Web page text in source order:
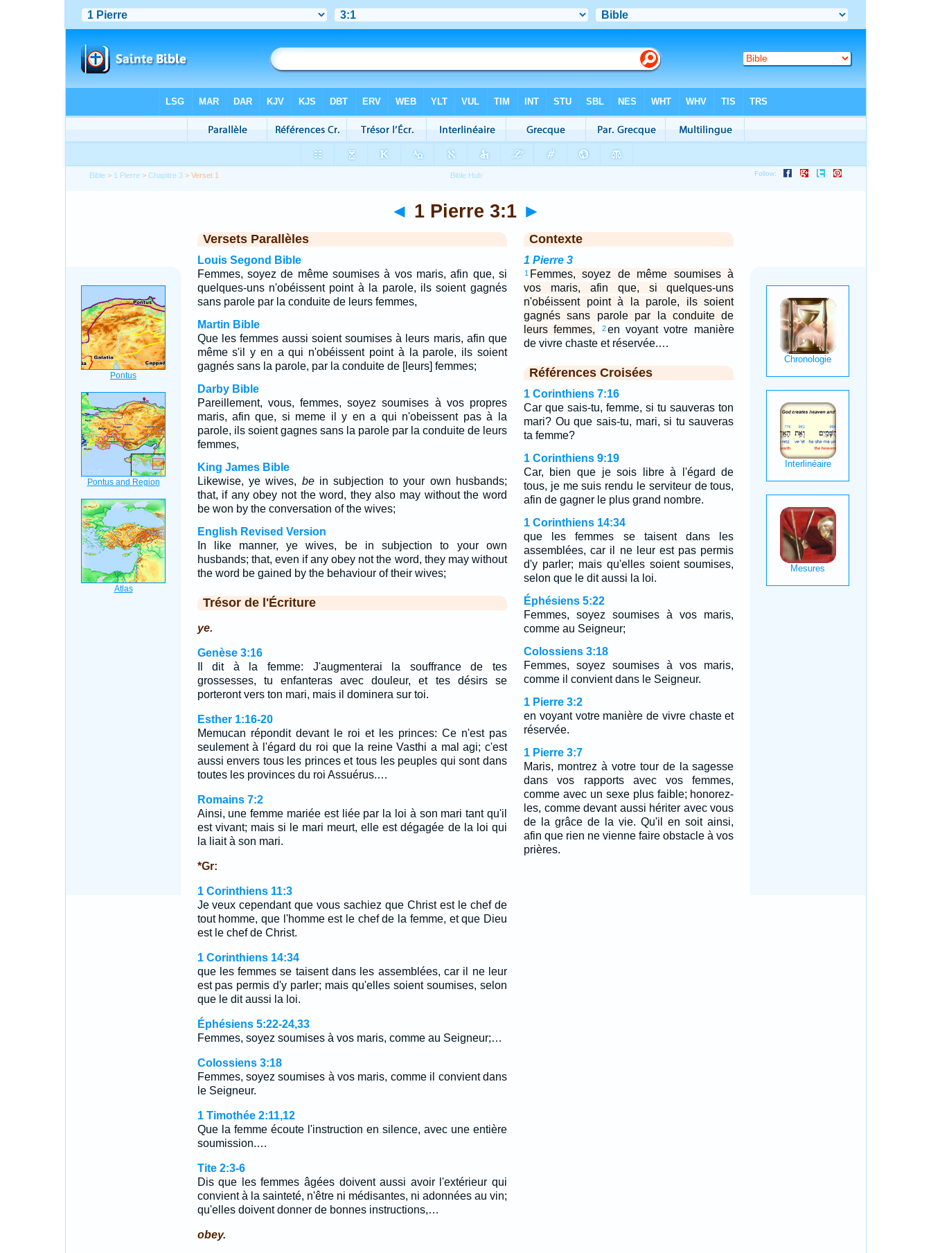
Bible > 1 Pierre >Chapitre 3 > Verset 1
◄ 1 Pierre 3:1 ►
Versets Parallèles
Louis Segond Bible
Femmes, soyez de même soumises à vos maris, afin que, si
quelques-uns n'obéissent point à la parole, ils soient gagnés
sans parole par la conduite de leurs femmes,
Martin Bible
Que les femmes aussi soient soumises à leurs maris, afin que
même s'il y en a qui n'obéissent point à la parole, ils soient
gagnés sans la parole, par la conduite de [leurs] femmes;
Darby Bible
Pareillement, vous, femmes, soyez soumises à vos propres
maris, afin que, si meme il y en a qui n'obeissent pas à la
parole, ils soient gagnes sans la parole par la conduite de leurs
femmes,
King James Bible
Likewise, ye wives, bein subjection to your own husbands;
that, if any obey not the word, they also may without the word
be won by the conversation of the wives;
English Revised Version
In like manner, ye wives, be in subjection to your own
husbands; that, even if any obey not the word, they may without
the word be gained by the behaviour of their wives;
Trésor de l'Écriture
ye.
Genèse 3:16
Il dit à la femme: J'augmenterai la souffrance de tes
grossesses, tu enfanteras avec douleur, et tes désirs se
porteront vers ton mari, mais il dominera sur toi.
Esther 1:16-20
Memucan répondit devant le roi et les princes: Ce n'est pas
seulement à l'égard du roi que la reine Vasthi a mal agi; c'est
aussi envers tous les princes et tous les peuples qui sont dans
toutes les provinces du roi Assuérus.…
Romains 7:2
Ainsi, une femme mariée est liée par la loi à son mari tant qu'il
est vivant; mais si le mari meurt, elle est dégagée de la loi qui
la liait à son mari.
*Gr:
1 Corinthiens 11:3
Je veux cependant que vous sachiez que Christ est le chef de
tout homme, que l'homme est le chef de la femme, et que Dieu
est le chef de Christ.
1 Corinthiens 14:34
que les femmes se taisent dans les assemblées, car il ne leur
est pas permis d'y parler; mais qu'elles soient soumises, selon
que le dit aussi la loi.
Éphésiens 5:22-24,33
Femmes, soyez soumises à vos maris, comme au Seigneur;…
Colossiens 3:18
Femmes, soyez soumises à vos maris, comme il convient dans
le Seigneur.
1 Timothée 2:11,12
Que la femme écoute l'instruction en silence, avec une entière
soumission.…
Tite 2:3-6
Dis que les femmes âgées doivent aussi avoir l'extérieur qui
convient à la sainteté, n'être ni médisantes, ni adonnées au vin;
qu'elles doivent donner de bonnes instructions,…
obey.
Contexte
1 Pierre 3
1 Femmes, soyez de même soumises à
vos maris, afin que, si quelques-uns
n'obéissent point à la parole, ils soient
gagnés sans parole par la conduite de
leurs femmes,
2 en voyant votre manière
de vivre chaste et réservée.…
Références Croisées
1 Corinthiens 7:16
Car que sais-tu, femme, si tu sauveras ton
mari? Ou que sais-tu, mari, si tu sauveras
ta femme?
1 Corinthiens 9:19
Car, bien que je sois libre à l'égard de
tous, je me suis rendu le serviteur de tous,
afin de gagner le plus grand nombre.
1 Corinthiens 14:34
que les femmes se taisent dans les
assemblées, car il ne leur est pas permis
d'y parler; mais qu'elles soient soumises,
selon que le dit aussi la loi.
Éphésiens 5:22
Femmes, soyez soumises à vos maris,
comme au Seigneur;
Colossiens 3:18
Femmes, soyez soumises à vos maris,
comme il convient dans le Seigneur.
1 Pierre 3:2
en voyant votre manière de vivre chaste et
réservée.
1 Pierre 3:7
Maris, montrez à votre tour de la sagesse
dans vos rapports avec vos femmes,
comme avec un sexe plus faible; honorez-
les, comme devant aussi hériter avec vous
de la grâce de la vie. Qu'il en soit ainsi,
afin que rien ne vienne faire obstacle à vos
prières.